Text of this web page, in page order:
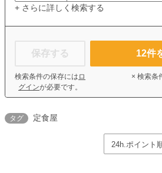
+ さらに詳しく検索する
保存する
検索条件の保存には ロ
グインが必要です。
12件
× 検索条
タグ 定食屋